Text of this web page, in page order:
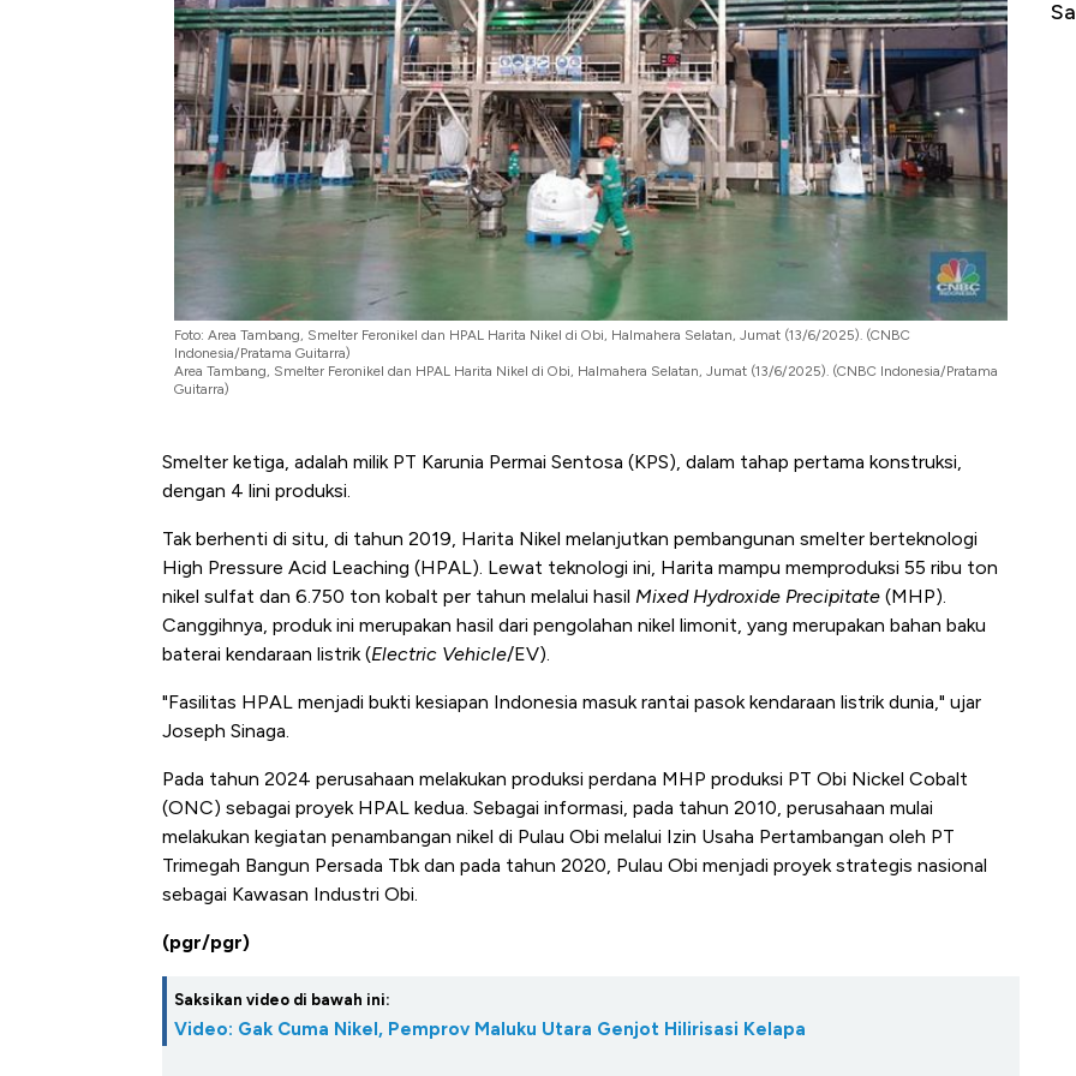
Foto: Area Tambang, Smelter Feronikel dan HPAL Harita Nikel di Obi, Halmahera Selatan, Jumat (13/6/2025). (CNBC
Indonesia/Pratama Guitarra)
Area Tambang, Smelter Feronikel dan HPAL Harita Nikel di Obi, Halmahera Selatan, Jumat (13/6/2025). (CNBC Indonesia/Pratama
Guitarra)
Smelter ketiga, adalah milik PT Karunia Permai Sentosa (KPS), dalam tahap pertama konstruksi,
dengan 4 lini produksi.
Tak berhenti di situ, di tahun 2019, Harita Nikel melanjutkan pembangunan smelter berteknologi
High Pressure Acid Leaching (HPAL). Lewat teknologi ini, Harita mampu memproduksi 55 ribu ton
nikel sulfat dan 6.750 ton kobalt per tahun melalui hasil Mixed Hydroxide Precipitate (MHP).
Canggihnya, produk ini merupakan hasil dari pengolahan nikel limonit, yang merupakan bahan baku
baterai kendaraan listrik (Electric Vehicle/EV).
"Fasilitas HPAL menjadi bukti kesiapan Indonesia masuk rantai pasok kendaraan listrik dunia," ujar
Joseph Sinaga.
Pada tahun 2024 perusahaan melakukan produksi perdana MHP produksi PT Obi Nickel Cobalt
(ONC) sebagai proyek HPAL kedua. Sebagai informasi, pada tahun 2010, perusahaan mulai
melakukan kegiatan penambangan nikel di Pulau Obi melalui Izin Usaha Pertambangan oleh PT
Trimegah Bangun Persada Tbk dan pada tahun 2020, Pulau Obi menjadi proyek strategis nasional
sebagai Kawasan Industri Obi.
(pgr/pgr)
Saksikan video di bawah ini:
Video: Gak Cuma Nikel, Pemprov Maluku Utara Genjot Hilirisasi Kelapa
di Jaman Dulu
Sampai Ribuan Kilometer